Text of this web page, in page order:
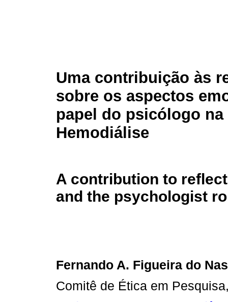
Uma contribuição às
sobre os aspectos
papel do psicólogo na
Hemodiálise
A contribution to
and the psychologist
Fernando A. Figueira do
Comitê de Ética em